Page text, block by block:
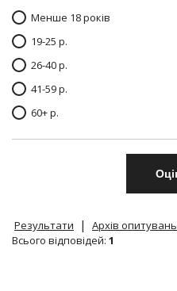
Менше 18 років
19-25 р.
26-40 р.
41-59 р.
60+ р.
Результати |
Архів опитувань
Всього відповідей: 1